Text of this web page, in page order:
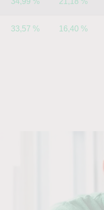
33,57 % 16,40 %